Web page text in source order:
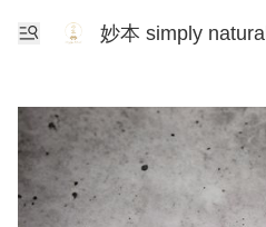
妙本 simply natural